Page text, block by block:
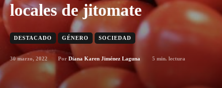
locales de jitomate
DESTACADO GÉNERO SOCIEDAD
30 marzo, 2022 Por Diana Karen Jiménez Laguna 5 min. lectura